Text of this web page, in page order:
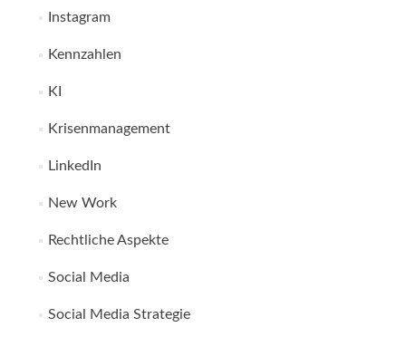
Instagram
Kennzahlen
KI
Krisenmanagement
LinkedIn
New Work
Rechtliche Aspekte
Social Media
Social Media Strategie